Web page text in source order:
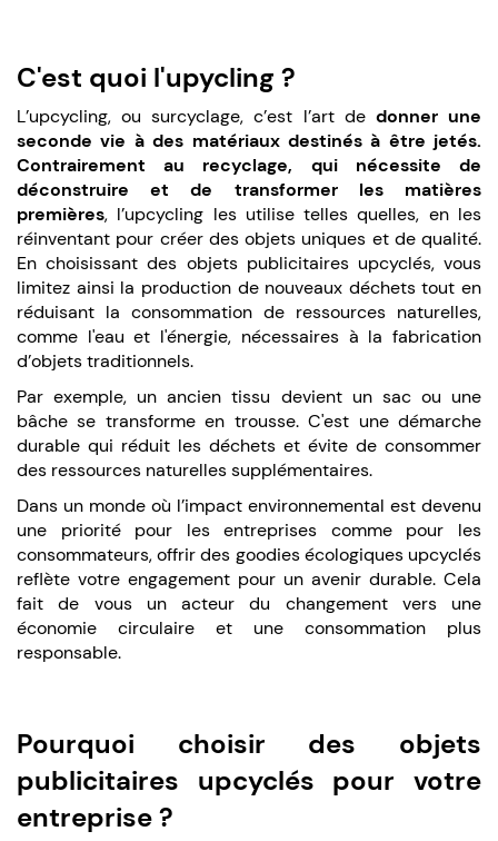
C'est quoi l'upycling ?
L’upcycling, ou surcyclage, c’est l’art de donner une
seconde vie à des matériaux destinés à être jetés.
Contrairement au recyclage, qui nécessite de
déconstruire et de transformer les matières
premières, l’upcycling les utilise telles quelles, en les
réinventant pour créer des objets uniques et de qualité.
En choisissant des objets publicitaires upcyclés, vous
limitez ainsi la production de nouveaux déchets tout en
réduisant la consommation de ressources naturelles,
comme l'eau et l'énergie, nécessaires à la fabrication
d’objets traditionnels.
Par exemple, un ancien tissu devient un sac ou une
bâche se transforme en trousse. C'est une démarche
durable qui réduit les déchets et évite de consommer
des ressources naturelles supplémentaires.
Dans un monde où l’impact environnemental est devenu
une priorité pour les entreprises comme pour les
consommateurs, offrir des goodies écologiques upcyclés
reflète votre engagement pour un avenir durable. Cela
fait de vous un acteur du changement vers une
économie circulaire et une consommation plus
responsable.
Pourquoi choisir des objets
publicitaires upcyclés pour votre
entreprise ?